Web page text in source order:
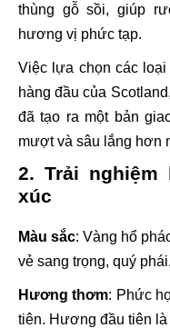
thùng gỗ sồi, giúp
hương vị phức tạp.
Việc lựa chọn các
hàng đầu của
đã tạo ra một bản
mượt và sâu lắng hơn
2. Trải
xúc
Màu sắc: Vàng hổ
vẻ sang trọng, quý phái.
Hương thơm: Phức
tiên. Hương đầu tiên